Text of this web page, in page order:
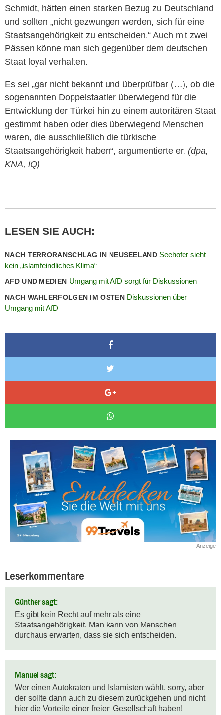
Schmidt, hätten einen starken Bezug zu Deutschland
und sollten „nicht gezwungen werden, sich für eine
Staatsangehörigkeit zu entscheiden.“ Auch mit zwei
Pässen könne man sich gegenüber dem deutschen
Staat loyal verhalten.
Es sei „gar nicht bekannt und überprüfbar (…), ob die
sogenannten Doppelstaatler überwiegend für die
Entwicklung der Türkei hin zu einem autoritären Staat
gestimmt haben oder dies überwiegend Menschen
waren, die ausschließlich die türkische
Staatsangehörigkeit haben“, argumentierte er. (dpa,
KNA, iQ)
LESEN SIE AUCH:
NACH TERRORANSCHLAG IN NEUSEELAND Seehofer sieht
kein „islamfeindliches Klima“
AFD UND MEDIEN Umgang mit AfD sorgt für Diskussionen
NACH WAHLERFOLGEN IM OSTEN Diskussionen über
Umgang mit AfD
Anzeige
Leserkommentare
Günther sagt:
Es gibt kein Recht auf mehr als eine
Staatsangehörigkeit. Man kann von Menschen
durchaus erwarten, dass sie sich entscheiden.
Manuel sagt:
Wer einen Autokraten und Islamisten wählt, sorry, aber
der sollte dann auch zu diesem zurückgehen und nicht
hier die Vorteile einer freien Gesellschaft haben!